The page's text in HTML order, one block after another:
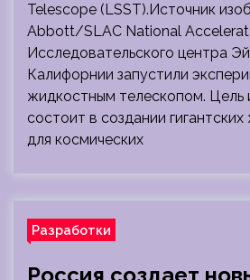
Telescope (LSST).Источник
Abbott/SLAC National
Исследовательского центра
Калифорнии запустили
жидкостным телескопом. Цель
состоит в создании
для космических
Разработки